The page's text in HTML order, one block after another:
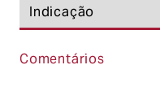
Comentários